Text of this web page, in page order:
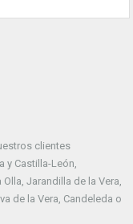
clientes
y Castilla-León,
Jarandilla de la Vera,
de la Vera, Candeleda o